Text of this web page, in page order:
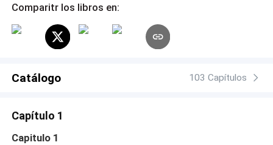
Comparitr los libros en:
Catálogo 103 Capítulos
Capítulo 1
Capitulo 1